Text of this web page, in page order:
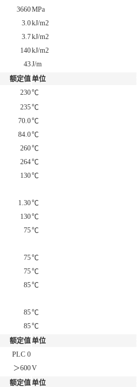
3660MPa
3.0kJ/m2
3.7kJ/m2
140kJ/m2
43J/m
额定值单位
230℃
235℃
70.0℃
84.0℃
260℃
264℃
130℃
1.30℃
130℃
75℃
75℃
75℃
85℃
85℃
85℃
额定值单位
PLC 0
＞600V
额定值单位